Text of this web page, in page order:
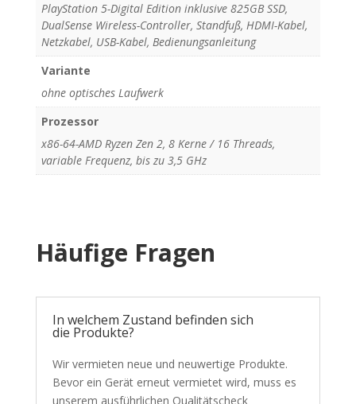
PlayStation 5-Digital Edition inklusive 825GB SSD,
DualSense Wireless-Controller, Standfuß, HDMI-Kabel,
Netzkabel, USB-Kabel, Bedienungsanleitung
Variante
ohne optisches Laufwerk
Prozessor
x86-64-AMD Ryzen Zen 2, 8 Kerne / 16 Threads,
variable Frequenz, bis zu 3,5 GHz
Häufige Fragen
In welchem Zustand befinden sich
die Produkte?
Wir vermieten neue und neuwertige Produkte.
Bevor ein Gerät erneut vermietet wird, muss es
unserem ausführlichen Qualitätscheck